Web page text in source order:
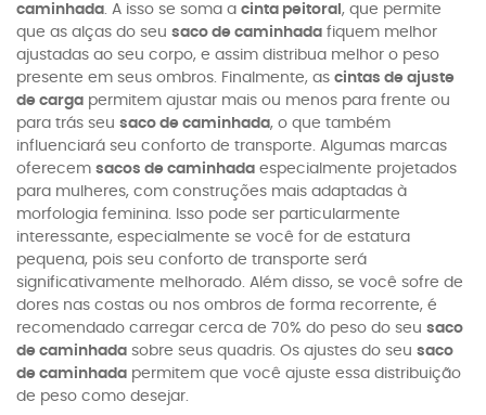
caminhada. A isso se soma a cinta peitoral , que permite
que as alças do seu saco de caminhada fiquem melhor
ajustadas ao seu corpo, e assim distribua melhor o peso
presente em seus ombros. Finalmente, as cintas de ajuste
de carga permitem ajustar mais ou menos para frente ou
para trás seu saco de caminhada, o que também
influenciará seu conforto de transporte. Algumas marcas
oferecem sacos de caminhada especialmente projetados
para mulheres, com construções mais adaptadas à
morfologia feminina. Isso pode ser particularmente
interessante, especialmente se você for de estatura
pequena, pois seu conforto de transporte será
significativamente melhorado. Além disso, se você sofre de
dores nas costas ou nos ombros de forma recorrente, é
recomendado carregar cerca de 70% do peso do seu saco
de caminhada sobre seus quadris. Os ajustes do seu saco
de caminhada permitem que você ajuste essa distribuição
de peso como desejar.